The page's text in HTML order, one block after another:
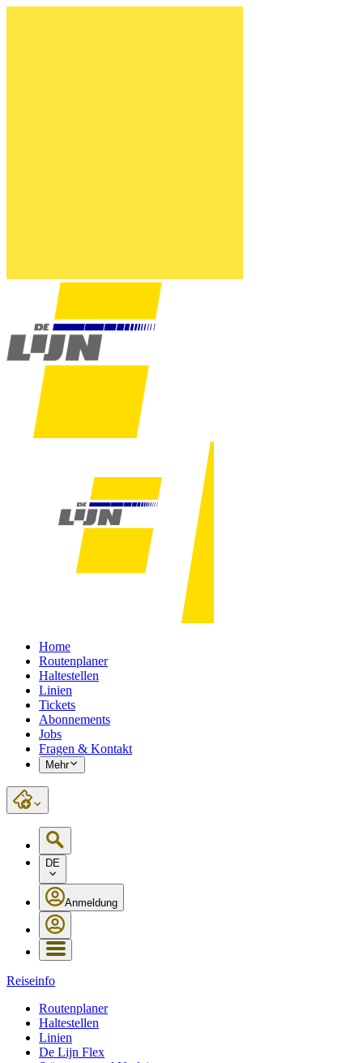
Home
Routenplaner
Haltestellen
Linien
Tickets
Abonnements
Jobs
Fragen & Kontakt
Mehr
DE
Anmeldung
Reiseinfo
Routenplaner
Haltestellen
Linien
De Lijn Flex